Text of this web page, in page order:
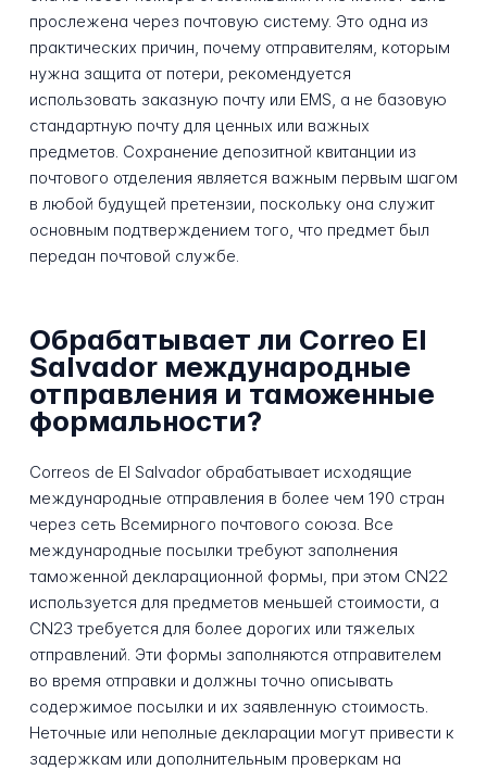
прослежена через почтовую систему. Это одна из
практических причин, почему отправителям, которым
нужна защита от потери, рекомендуется
использовать заказную почту или EMS, а не базовую
стандартную почту для ценных или важных
предметов. Сохранение депозитной квитанции из
почтового отделения является важным первым шагом
в любой будущей претензии, поскольку она служит
основным подтверждением того, что предмет был
передан почтовой службе.
Обрабатывает ли Correo El
Salvador международные
отправления и таможенные
формальности?
Correos de El Salvador обрабатывает исходящие
международные отправления в более чем 190 стран
через сеть Всемирного почтового союза. Все
международные посылки требуют заполнения
таможенной декларационной формы, при этом CN22
используется для предметов меньшей стоимости, а
CN23 требуется для более дорогих или тяжелых
отправлений. Эти формы заполняются отправителем
во время отправки и должны точно описывать
содержимое посылки и их заявленную стоимость.
Неточные или неполные декларации могут привести к
задержкам или дополнительным проверкам на